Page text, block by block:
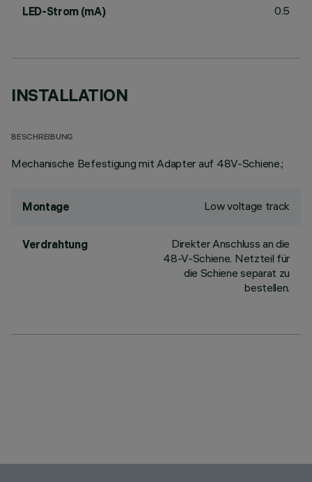
LED-Strom (mA) 0.5
INSTALLATION
BESCHREIBUNG
Mechanische Befestigung mit Adapter auf 48V-Schiene.;
Montage Low voltage track
Verdrahtung
Direkter Anschluss an die
48-V-Schiene. Netzteil für
die Schiene separat zu
bestellen.